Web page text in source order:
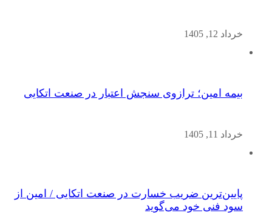
خرداد 12, 1405
بیمه امین؛ ترازوی سنجش اعتبار در صنعت اتکایی
خرداد 11, 1405
پایین‌ترین ضریب خسارت در صنعت اتکایی / امین از
سود فنی خود می‌گوید